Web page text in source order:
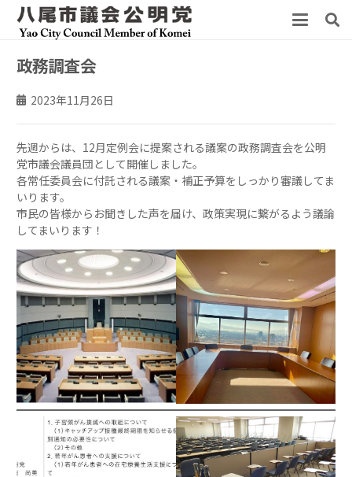
政務調査会
2023年11月26日
先週からは、12月定例会に提案される議案の政務調査会を公明
党市議会議員団として開催しました。
各常任委員会に付託される議案・補正予算をしっかり審議してま
いります。
市民の皆様からお聞きした声を届け、政策実現に繋がるよう議論
してまいります！